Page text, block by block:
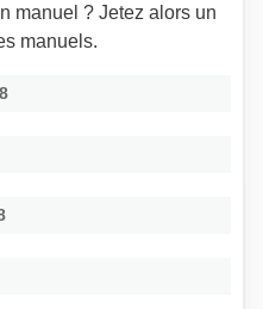
manuel ? Jetez alors un
manuels.